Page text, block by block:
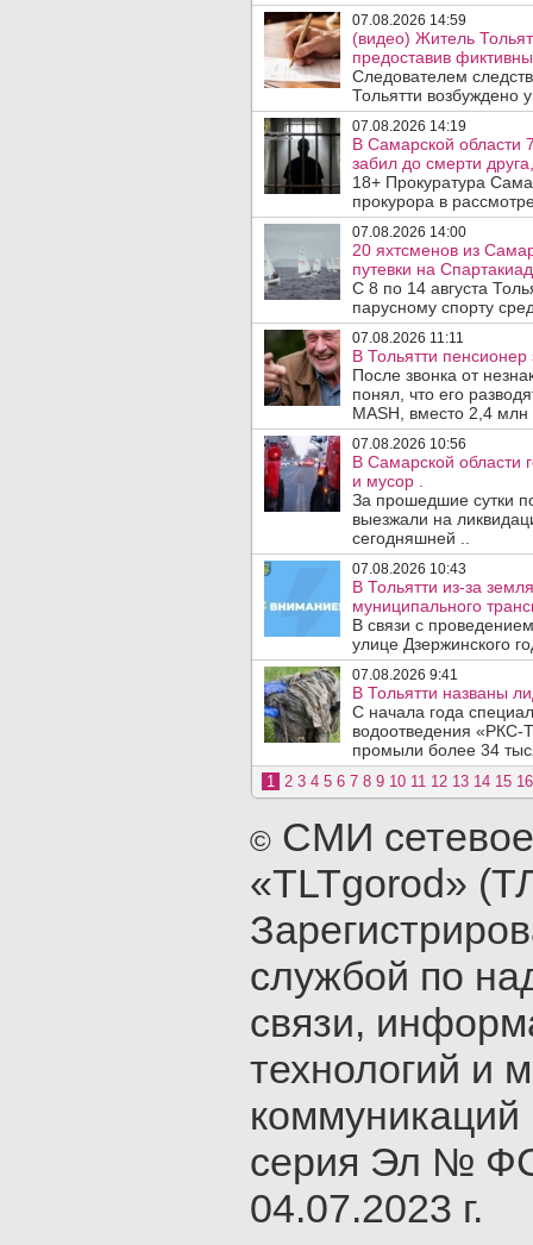
07.08.2026 14:59
(видео) Житель
предоставив
Следователем
Тольятти возбуждено
07.08.2026 14:19
В Самарской области
забил до смерти
18+ Прокуратура
прокурора в
07.08.2026 14:00
20 яхтсменов из
путевки на
С 8 по 14 августа
парусному спорту
07.08.2026 11:11
В Тольятти
После звонка от
понял, что его
MASH, вместо 2,4 млн
07.08.2026 10:56
В Самарской области
и мусор .
За прошедшие сутки
выезжали на
сегодняшней ..
07.08.2026 10:43
В Тольятти из-за
муниципального
В связи с
улице Дзержинского
07.08.2026 9:41
В Тольятти названы
С начала года
водоотведения «РКС-
промыли более 34
1 2 3 4 5 6 7 8 9 10 11 12 13 14 15 16
© СМИ
«TLTgorod»
службой по
связи,
технологий и
серия Эл №
04.07.2023 г.